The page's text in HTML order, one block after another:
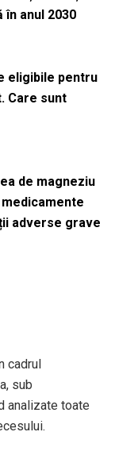
în anul 2030
eligibile pentru
Care sunt
de magneziu
adverse grave
cadrul
sub
analizate toate